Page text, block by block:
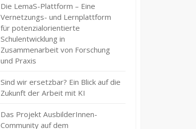
Die LemaS-Plattform – Eine
Vernetzungs- und Lernplattform
für potenzialorientierte
Schulentwicklung in
Zusammenarbeit von Forschung
und Praxis
Sind wir ersetzbar? Ein Blick auf die
Zukunft der Arbeit mit KI
Das Projekt AusbilderInnen-
Community auf dem